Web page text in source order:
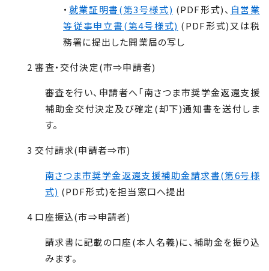
・ 就業証明書(第3号様式) (PDF形式)、 自営業
等従事申立書(第4号様式) (PDF形式)又は税
務署に提出した開業届の写し
2 審査・交付決定(市⇒申請者)
審査を行い、申請者へ「南さつま市奨学金返還支援
補助金交付決定及び確定(却下)通知書を送付しま
す。
3 交付請求(申請者⇒市)
南さつま市奨学金返還支援補助金請求書(第6号様
式) (PDF形式)を担当窓口へ提出
4 口座振込(市⇒申請者)
請求書に記載の口座(本人名義)に、補助金を振り込
みます。